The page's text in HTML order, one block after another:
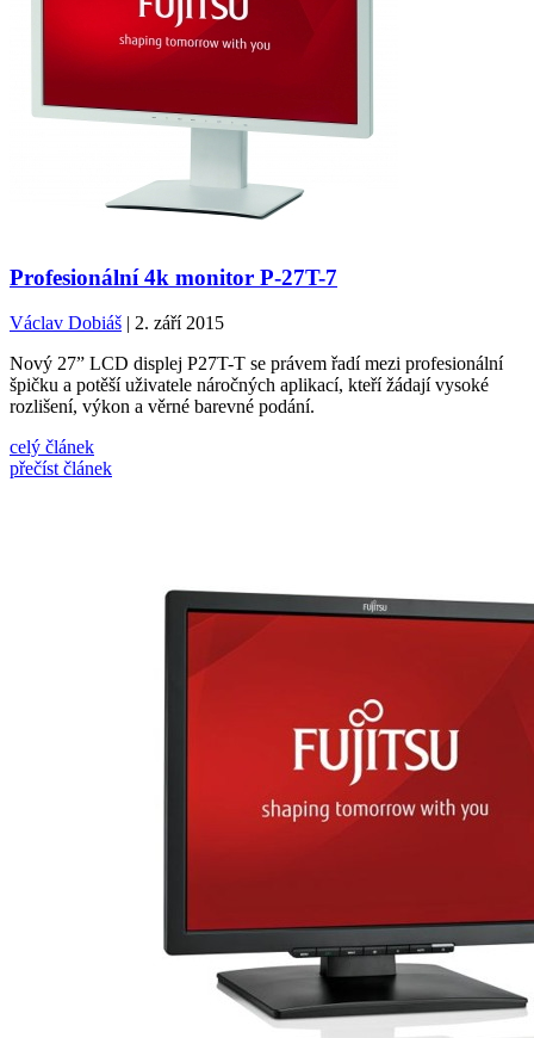
Profesionální 4k monitor P-27T-7
Václav Dobiáš | 2. září 2015
Nový 27” LCD displej P27T-T se právem řadí mezi profesionální
špičku a potěší uživatele náročných aplikací, kteří žádají vysoké
rozlišení, výkon a věrné barevné podání.
celý článek
přečíst článek